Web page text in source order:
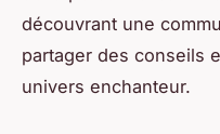
découvrant une
partager des conseils
univers enchanteur.